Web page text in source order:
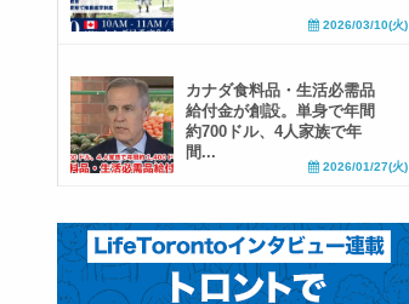
2026/03/10(火)
カナダ食料品・生活必需品
給付金が創設。単身で年間
約700ドル、4人家族で年
間...
2026/01/27(火)